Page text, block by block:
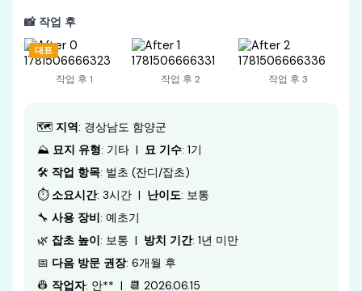
📸 작업 후
대표
작업 후 1 작업 후 2 작업 후 3
🗺️ 지역: 경상남도 함양군
⛰️ 묘지 유형: 기타 | 묘 기수: 1기
🛠️ 작업 항목: 벌초 (잔디/잡초)
⏱️ 소요시간: 3시간 | 난이도: 보통
🔧사용 장비: 예초기
🌿 잡초 높이: 보통 | 방치 기간: 1년 미만
📅 다음 방문 권장: 6개월 후
👷 작업자: 안** | 📆 2026.06.15